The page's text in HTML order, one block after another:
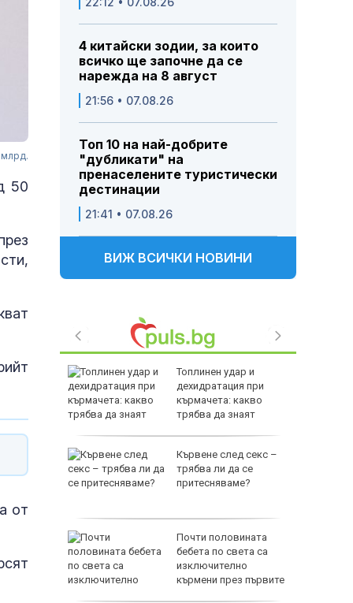
млрд.
50
от
4 китайски зодии, за които
всичко ще започне да се
нарежда на 8 август
21:56 • 07.08.26
Топ 10 на най-добрите
"дубликати" на
пренаселените туристически
дестинации
21:41 • 07.08.26
ВИЖ ВСИЧКИ НОВИНИ
-
с
на
Топлинен удар и
дехидратация при
кърмачета: какво
трябва да знаят
Кървене след секс –
трябва ли да се
притесняваме?
Почти половината
бебета по света са
изключително
кърмени през първите